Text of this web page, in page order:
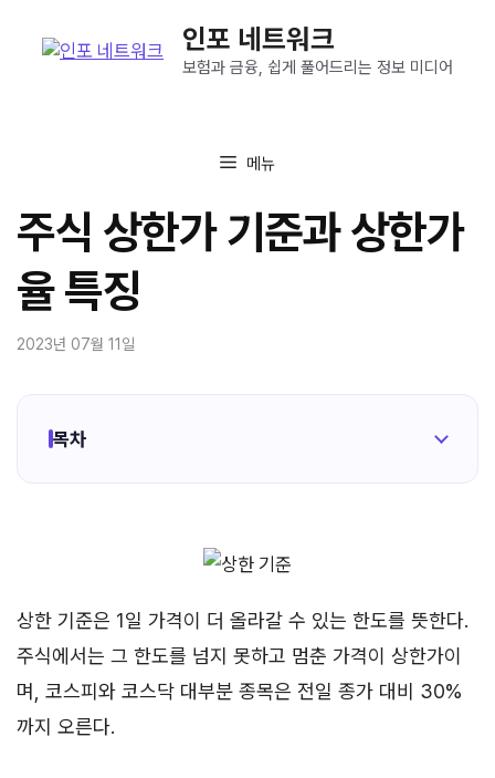
인포 네트워크
보험과 금융, 쉽게 풀어드리는 정보 미디어
메뉴
주식 상한가 기준과 상한가
율 특징
2023년 07월 11일
목차
상한 기준은 1일 가격이 더 올라갈 수 있는 한도를 뜻한다.
주식에서는 그 한도를 넘지 못하고 멈춘 가격이 상한가이
며, 코스피와 코스닥 대부분 종목은 전일 종가 대비 30%
까지 오른다.